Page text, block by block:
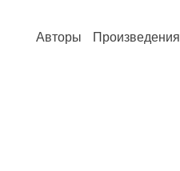
Авторы Произведения